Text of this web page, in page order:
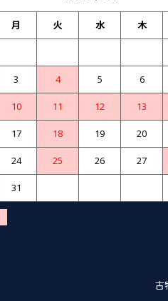
月 火 水 木
3 4 5 6
10 11 12 13
17 18 19 20
24 25 26 27
31
古